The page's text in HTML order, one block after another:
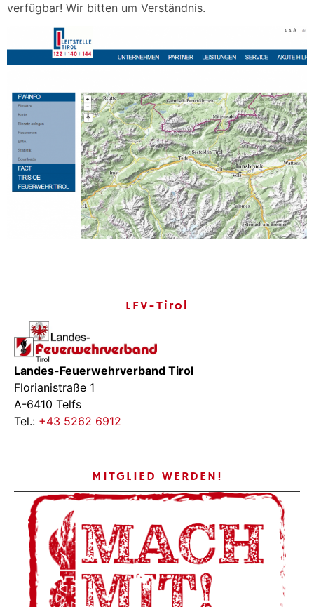
verfügbar! Wir bitten um Verständnis.
LFV-Tirol
Landes-Feuerwehrverband Tirol
Florianistraße 1
A-6410 Telfs
Tel.: +43 5262 6912
MITGLIED WERDEN!